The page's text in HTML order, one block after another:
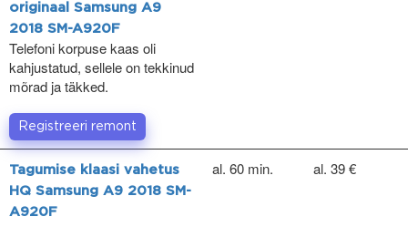
originaal Samsung A9
2018 SM-A920F
Telefoni korpuse kaas oli
kahjustatud, sellele on tekkinud
mõrad ja täkked.
Registreeri remont
Tagumise klaasi vahetus
HQ Samsung A9 2018 SM-
A920F
al. 60 min. al. 39 €